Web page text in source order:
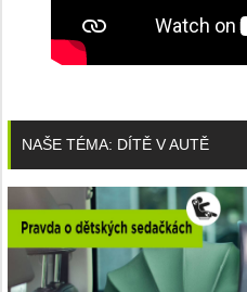
NAŠE TÉMA: DÍTĚ V AUTĚ